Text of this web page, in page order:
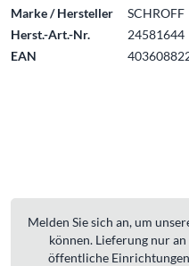
Marke / Hersteller
SCHROFF
Herst.-Art.-Nr.
24581644
EAN
Melden Sie sich an, um
können. Lieferung nur
öffentliche